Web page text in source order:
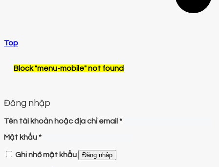
Top
Block"menu-mobile"not found
Đăng nhập
Tên tài khoản hoặc địa chỉ email *
Mật khẩu*
Ghi nhớ mật khẩu Đăng nhập